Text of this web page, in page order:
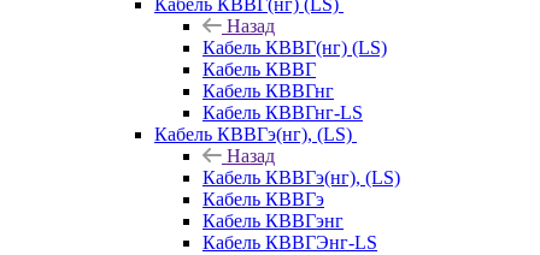
Кабель КВВГ(нг) (LS)
Назад
Кабель КВВГ(нг) (LS)
Кабель КВВГ
Кабель КВВГнг
Кабель КВВГнг-LS
Кабель КВВГэ(нг), (LS)
Назад
Кабель КВВГэ(нг), (LS)
Кабель КВВГэ
Кабель КВВГэнг
Кабель КВВГЭнг-LS